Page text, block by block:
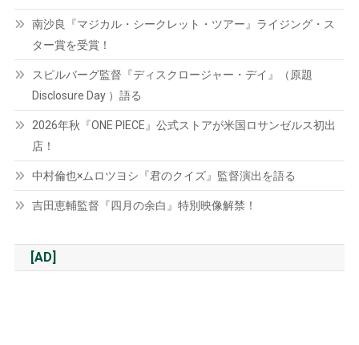
南沙良『マジカル・シークレット・ツアー』ライジング・ス
ター賞を受賞！
スピルバーグ監督『ディスクロージャー・デイ』（原題
Disclosure Day ）語る
2026年秋『ONE PIECE』公式ストアが米国ロサンゼルス初出
店！
中村倫也×ムロツヨシ『君のクイズ』監督演出を語る
吉田恵輔監督『四月の余白』特別映像解禁！
[AD]